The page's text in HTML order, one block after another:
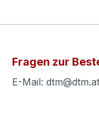
Fragen zur
E-Mail: dtm@dtm.at